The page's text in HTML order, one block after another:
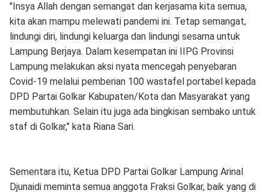
"Insya Allah dengan semangat dan kerjasama kita semua,
kita akan mampu melewati pandemi ini. Tetap semangat,
lindungi diri, lindungi keluarga dan lindungi sesama untuk
Lampung Berjaya. Dalam kesempatan ini IIPG Provinsi
Lampung melakukan aksi nyata mencegah penyebaran
Covid-19 melalui pemberian 100 wastafel portabel kepada
DPD Partai Golkar Kabupaten/Kota dan Masyarakat yang
membutuhkan. Selain itu juga ada bingkisan sembako untuk
staf di Golkar," kata Riana Sari.
Sementara itu, Ketua DPD Partai Golkar Lampung Arinal
Djunaidi meminta semua anggota Fraksi Golkar, baik yang di